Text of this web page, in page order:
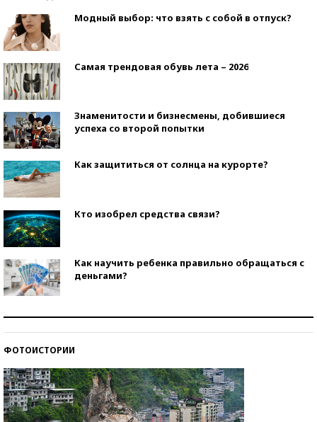
Модный выбор: что взять с собой в отпуск?
Самая трендовая обувь лета – 2026
Знаменитости и бизнесмены, добившиеся
успеха со второй попытки
Как защититься от солнца на курорте?
Кто изобрел средства связи?
Как научить ребенка правильно обращаться с
деньгами?
ФОТОИСТОРИИ